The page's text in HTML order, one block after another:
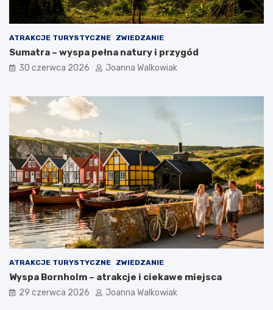
ATRAKCJE TURYSTYCZNE ZWIEDZANIE
Sumatra – wyspa pełna natury i przygód
30 czerwca 2026 Joanna Walkowiak
ATRAKCJE TURYSTYCZNE ZWIEDZANIE
Wyspa Bornholm – atrakcje i ciekawe miejsca
29 czerwca 2026 Joanna Walkowiak